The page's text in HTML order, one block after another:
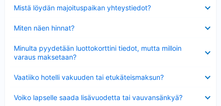
Mistä löydän majoituspaikan yhteystiedot?
Miten näen hinnat?
Minulta pyydetään luottokorttini tiedot, mutta milloin
varaus maksetaan?
Vaatiiko hotelli vakuuden tai etukäteismaksun?
Voiko lapselle saada lisävuodetta tai vauvansänkyä?